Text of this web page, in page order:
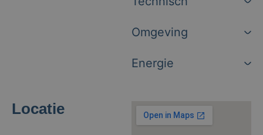
Omgeving
Energie
Locatie